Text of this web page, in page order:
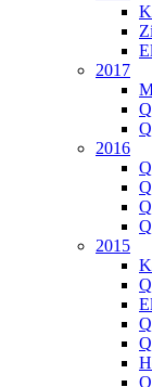
2017
2016
2015